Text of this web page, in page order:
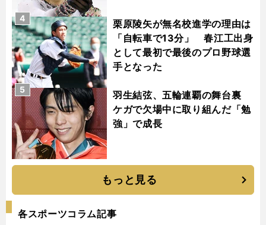
栗原陵矢が無名校進学の理由は
「自転車で13分」 春江工出身
として最初で最後のプロ野球選
手となった
4
羽生結弦、五輪連覇の舞台裏
ケガで欠場中に取り組んだ「勉
強」で成長
5
もっと見る
各スポーツコラム記事